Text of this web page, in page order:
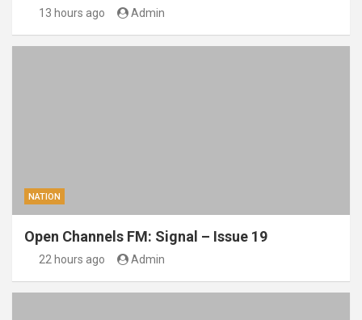
13 hours ago Admin
NATION
Open Channels FM: Signal – Issue 19
22 hours ago Admin